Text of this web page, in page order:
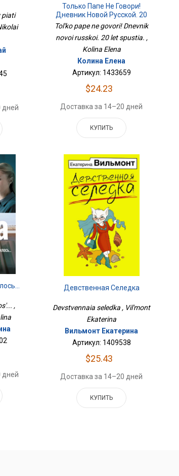
piati
дней
Только Папе Не Говори!
Дневник Новой Русской. 20
Лет Спустя.
Tol'ko pape ne govori! Dnevnik
novoi russkoi. 20 let spustia. ,
Kolina Elena
Колина Елена
Артикул: 1433659
$24.23
Доставка за 14–20 дней
КУПИТЬ
,
дней
Девственная Селедка
Devstvennaia seledka , Vil'mont
Ekaterina
Вильмонт Екатерина
Артикул: 1409538
$25.43
Доставка за 14–20 дней
КУПИТЬ